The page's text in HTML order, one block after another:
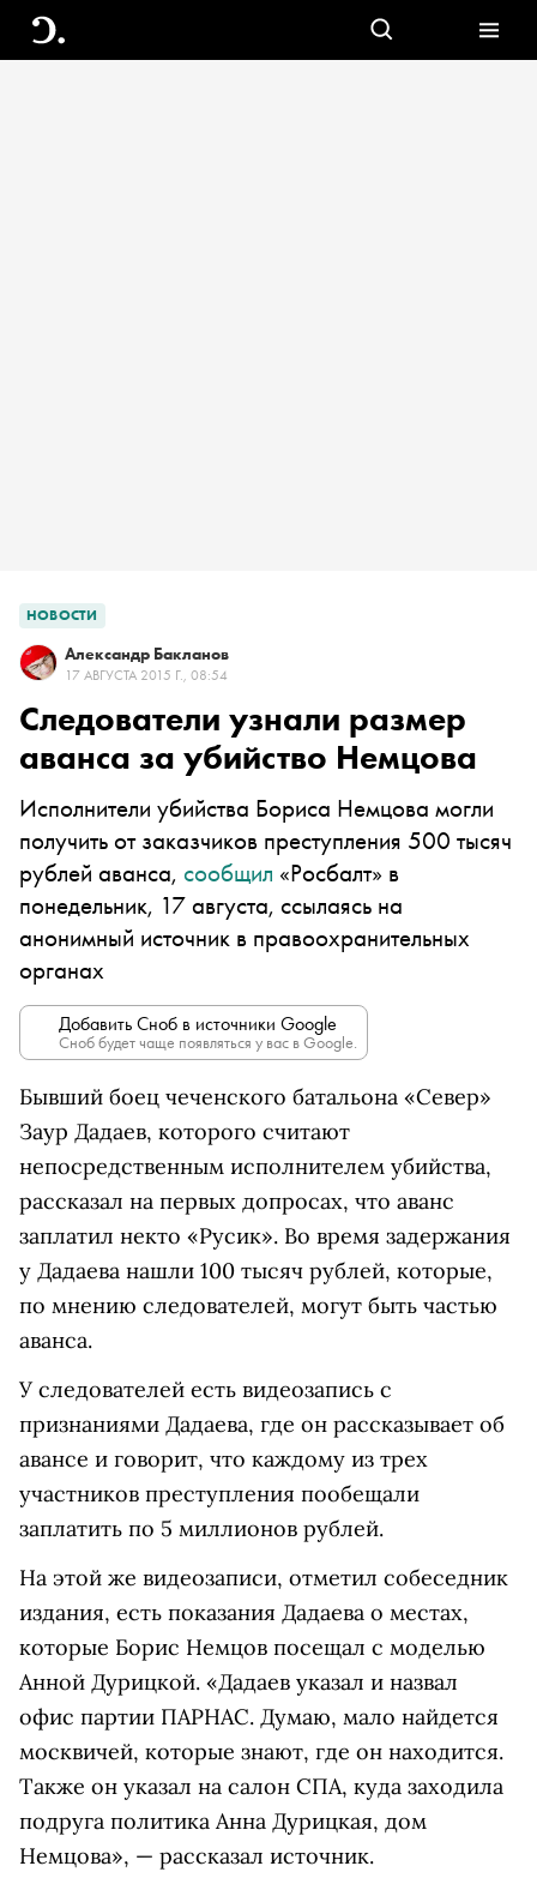
НОВОСТИ
Александр Бакланов
17 АВГУСТА 2015 Г., 08:54
Следователи узнали размер
аванса за убийство Немцова
Исполнители убийства Бориса Немцова могли
получить от заказчиков преступления 500 тысяч
рублей аванса, сообщил «Росбалт» в
понедельник, 17 августа, ссылаясь на
анонимный источник в правоохранительных
органах
Добавить Сноб в источники Google
Сноб будет чаще появляться у вас в Google.
Бывший боец чеченского батальона «Север»
Заур Дадаев, которого считают
непосредственным исполнителем убийства,
рассказал на первых допросах, что аванс
заплатил некто «Русик». Во время задержания
у Дадаева нашли 100 тысяч рублей, которые,
по мнению следователей, могут быть частью
аванса.
У следователей есть видеозапись с
признаниями Дадаева, где он рассказывает об
авансе и говорит, что каждому из трех
участников преступления пообещали
заплатить по 5 миллионов рублей.
На этой же видеозаписи, отметил собеседник
издания, есть показания Дадаева о местах,
которые Борис Немцов посещал с моделью
Анной Дурицкой. «Дадаев указал и назвал
офис партии ПАРНАС. Думаю, мало найдется
москвичей, которые знают, где он находится.
Также он указал на салон СПА, куда заходила
подруга политика Анна Дурицкая, дом
Немцова», — рассказал источник.